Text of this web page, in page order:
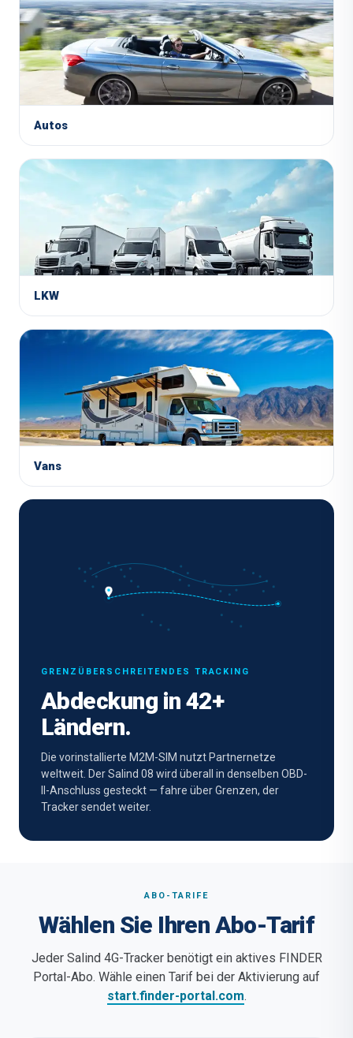
Autos
LKW
Vans
GRENZÜBERSCHREITENDES TRACKING
Abdeckung in 42+
Ländern.
Die vorinstallierte M2M-SIM nutzt Partnernetze
weltweit. Der Salind 08 wird überall in denselben OBD-
II-Anschluss gesteckt — fahre über Grenzen, der
Tracker sendet weiter.
ABO-TARIFE
Wählen Sie Ihren Abo-Tarif
Jeder Salind 4G-Tracker benötigt ein aktives FINDER
Portal-Abo. Wähle einen Tarif bei der Aktivierung auf
start.finder-portal.com.